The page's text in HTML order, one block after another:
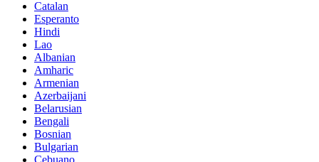
Catalan
Esperanto
Hindi
Lao
Albanian
Amharic
Armenian
Azerbaijani
Belarusian
Bengali
Bosnian
Bulgarian